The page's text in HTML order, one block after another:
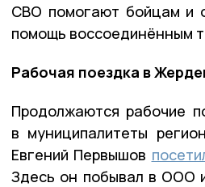
СВО помогают бойцам и
помощь воссоединённым
Рабочая поездка в
Продолжаются рабочие
в муниципалитеты
Евгений Первышов
Здесь он побывал в ООО